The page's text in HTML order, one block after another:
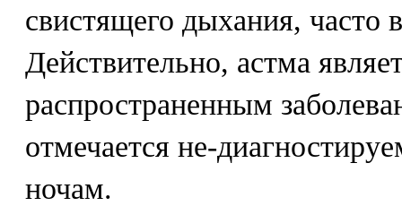
свистящего дыхания, часто
Действительно, астма
распространенным
отмечается не-
ночам.